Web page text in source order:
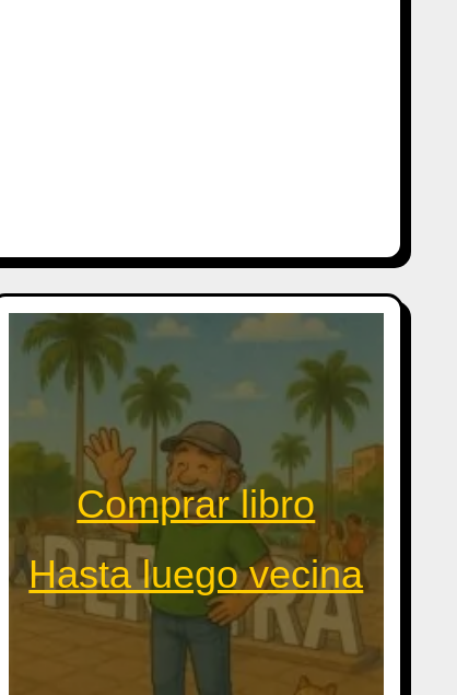
Comprar libro
Hasta luego vecina